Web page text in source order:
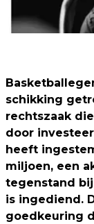
schikking
rechtszaak
door
heeft
miljoen, een
tegenstand
is ingediend.
goedkeuring